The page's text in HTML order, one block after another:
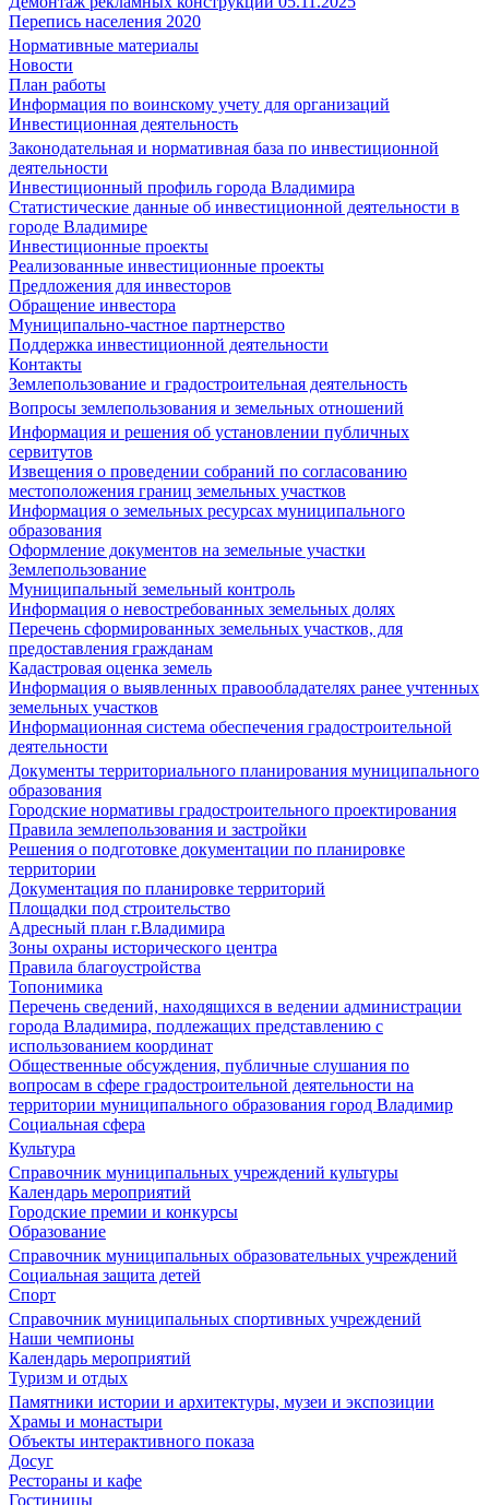
Перепись населения 2020
Нормативные материалы
Новости
План работы
Информация по воинскому учету для организаций
Инвестиционная деятельность
Законодательная и нормативная база по инвестиционной
деятельности
Инвестиционный профиль города Владимира
Статистические данные об инвестиционной деятельности в
городе Владимире
Инвестиционные проекты
Реализованные инвестиционные проекты
Предложения для инвесторов
Обращение инвестора
Муниципально-частное партнерство
Поддержка инвестиционной деятельности
Контакты
Землепользование и градостроительная деятельность
Вопросы землепользования и земельных отношений
Информация и решения об установлении публичных
сервитутов
Извещения о проведении собраний по согласованию
местоположения границ земельных участков
Информация о земельных ресурсах муниципального
образования
Оформление документов на земельные участки
Землепользование
Муниципальный земельный контроль
Информация о невостребованных земельных долях
Перечень сформированных земельных участков, для
предоставления гражданам
Кадастровая оценка земель
Информация о выявленных правообладателях ранее учтенных
земельных участков
Информационная система обеспечения градостроительной
деятельности
Документы территориального планирования муниципального
образования
Городские нормативы градостроительного проектирования
Правила землепользования и застройки
Решения о подготовке документации по планировке
территории
Документация по планировке территорий
Площадки под строительство
Адресный план г.Владимира
Зоны охраны исторического центра
Правила благоустройства
Топонимика
Перечень сведений, находящихся в ведении администрации
города Владимира, подлежащих представлению с
использованием координат
Общественные обсуждения, публичные слушания по
вопросам в сфере градостроительной деятельности на
территории муниципального образования город Владимир
Социальная сфера
Культура
Справочник муниципальных учреждений культуры
Календарь мероприятий
Городские премии и конкурсы
Образование
Справочник муниципальных образовательных учреждений
Социальная защита детей
Спорт
Справочник муниципальных спортивных учреждений
Наши чемпионы
Календарь мероприятий
Туризм и отдых
Памятники истории и архитектуры, музеи и экспозиции
Храмы и монастыри
Объекты интерактивного показа
Досуг
Рестораны и кафе
Гостиницы